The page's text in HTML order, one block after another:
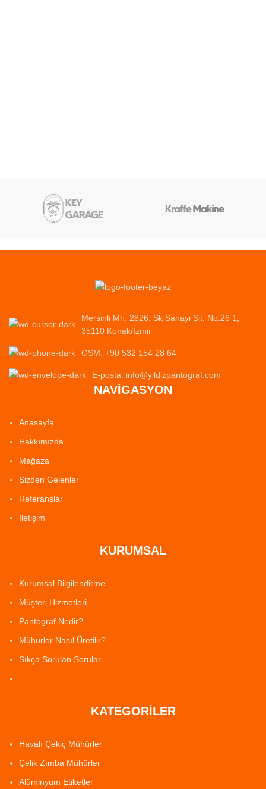
Mersinli Mh. 2826. Sk Sanayi Sit. No:26 1,
35110 Konak/İzmir
GSM: +90 532 154 28 64
E-posta: info@yildizpantograf.com
NAVİGASYON
Anasayfa
Hakkımızda
Mağaza
Sizden Gelenler
Referanslar
İletişim
KURUMSAL
Kurumsal Bilgilendirme
Müşteri Hizmetleri
Pantograf Nedir?
Mühürler Nasıl Üretilir?
Sıkça Sorulan Sorular
KATEGORİLER
Havalı Çekiç Mühürler
Çelik Zımba Mühürler
Alüminyum Etiketler